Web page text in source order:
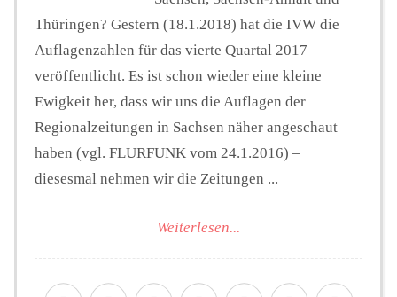
Thüringen? Gestern (18.1.2018) hat die IVW die
Auflagenzahlen für das vierte Quartal 2017
veröffentlicht. Es ist schon wieder eine kleine
Ewigkeit her, dass wir uns die Auflagen der
Regionalzeitungen in Sachsen näher angeschaut
haben (vgl. FLURFUNK vom 24.1.2016) –
diesesmal nehmen wir die Zeitungen ...
Weiterlesen...